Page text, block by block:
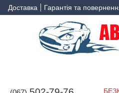
Доставка Гарантія та